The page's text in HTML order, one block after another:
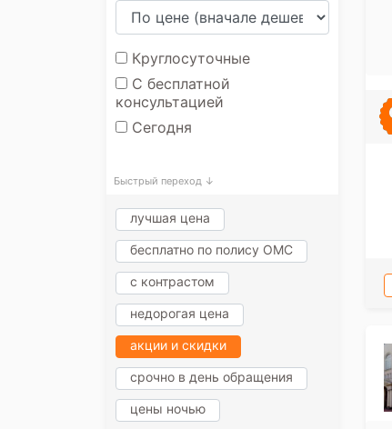
Круглосуточные
С бесплатной
консультацией
Сегодня
Быстрый переход ↓
лучшая цена
бесплатно по полису ОМС
с контрастом
недорогая цена
акции и скидки
срочно в день обращения
цены ночью